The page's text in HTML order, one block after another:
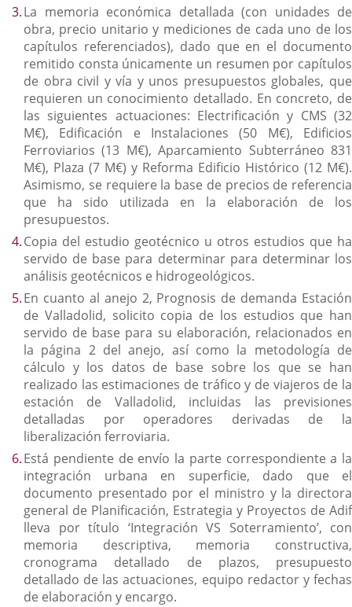
La memoria económica detallada (con unidades de
obra, precio unitario y mediciones de cada uno de los
capítulos referenciados), dado que en el documento
remitido consta únicamente un resumen por capítulos
de obra civil y vía y unos presupuestos globales, que
requieren un conocimiento detallado. En concreto, de
las siguientes actuaciones: Electrificación y CMS (32
M€), Edificación e Instalaciones (50 M€), Edificios
Ferroviarios (13 M€), Aparcamiento Subterráneo 831
M€), Plaza (7 M€) y Reforma Edificio Histórico (12 M€).
Asimismo, se requiere la base de precios de referencia
que ha sido utilizada en la elaboración de los
presupuestos.
Copia del estudio geotécnico u otros estudios que ha
servido de base para determinar para determinar los
análisis geotécnicos e hidrogeológicos.
En cuanto al anejo 2, Prognosis de demanda Estación
de Valladolid, solicito copia de los estudios que han
servido de base para su elaboración, relacionados en
la página 2 del anejo, así como la metodología de
cálculo y los datos de base sobre los que se han
realizado las estimaciones de tráfico y de viajeros de la
estación de Valladolid, incluidas las previsiones
detalladas por operadores derivadas de la
liberalización ferroviaria.
Está pendiente de envío la parte correspondiente a la
integración urbana en superficie, dado que el
documento presentado por el ministro y la directora
general de Planificación, Estrategia y Proyectos de Adif
lleva por título ‘Integración VS Soterramiento’, con
memoria descriptiva, memoria constructiva,
cronograma detallado de plazos, presupuesto
detallado de las actuaciones, equipo redactor y fechas
de elaboración y encargo.